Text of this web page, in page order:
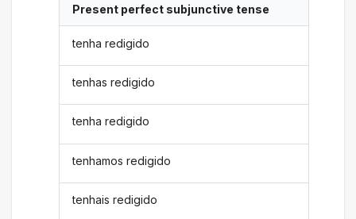
Present perfect subjunctive tense
tenha redigido
tenhas redigido
tenha redigido
tenhamos redigido
tenhais redigido